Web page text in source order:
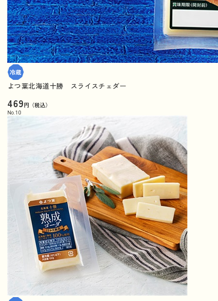
よつ葉北海道十勝 スライスチェダー
469円（税込）
No. 10